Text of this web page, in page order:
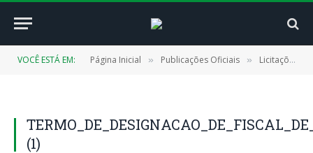
VOCÊ ESTÁ EM: Página Inicial » Publicações Oficiais » Licitações
(1)